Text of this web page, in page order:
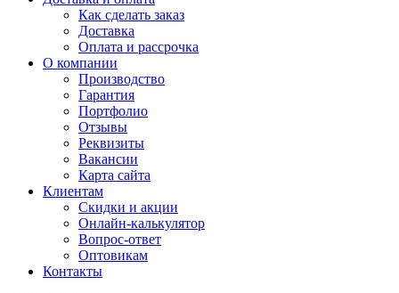
Как сделать заказ
Доставка
Оплата и рассрочка
О компании
Производство
Гарантия
Портфолио
Отзывы
Реквизиты
Вакансии
Карта сайта
Клиентам
Скидки и акции
Онлайн-калькулятор
Вопрос-ответ
Оптовикам
Контакты